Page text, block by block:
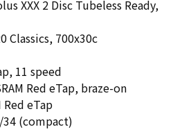
XXX 2 Disc Tubeless Ready,
Classics, 700x30c
11 speed
Red eTap, braze-on
Red eTap
34 (compact)